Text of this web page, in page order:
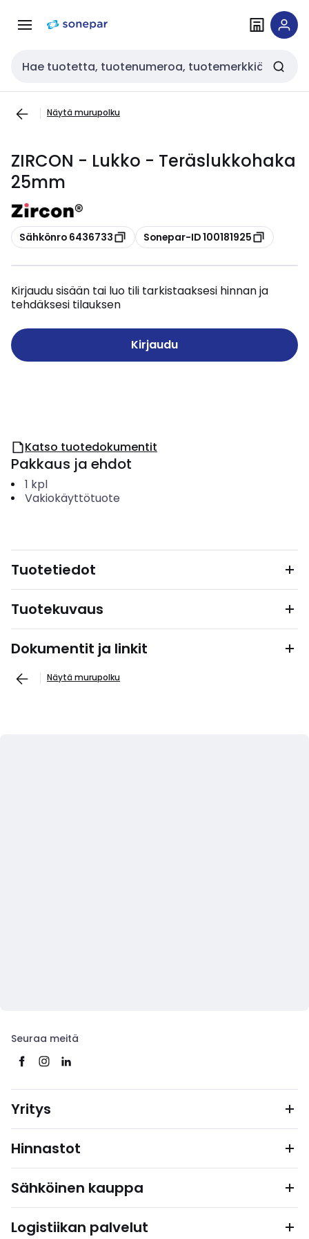
navigointiinsisältöön
Haku
Näytä murupolku
ZIRCON - Lukko - Teräslukkohaka
25mm
Kopioi
Sähkönro 6436733 Kopioi
Sonepar-ID 100181925
Kirjaudu sisään tai luo tili tarkistaaksesi hinnan ja
tehdäksesi tilauksen
Kirjaudu
Katso tuotedokumentit
Pakkaus ja ehdot
1 kpl
Vakiokäyttötuote
Tuotetiedot
Tuotekuvaus
Dokumentit ja linkit
Näytä murupolku
Seuraa meitä
Yritys
Hinnastot
Sähköinen kauppa
Logistiikan palvelut